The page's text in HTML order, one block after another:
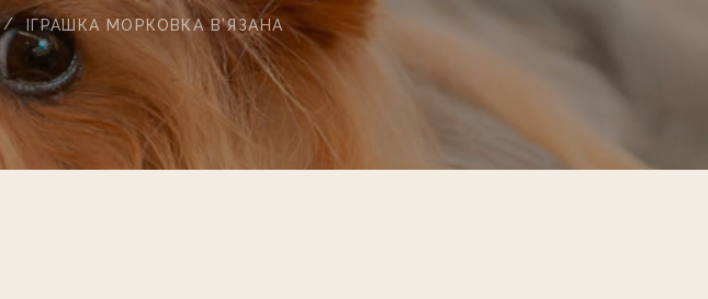
ІГРАШКА МОРКОВКА В’ЯЗАНА